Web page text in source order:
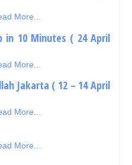
More...
in 10 Minutes ( 24 April
More...
Jakarta ( 12 – 14 April
More...
More...